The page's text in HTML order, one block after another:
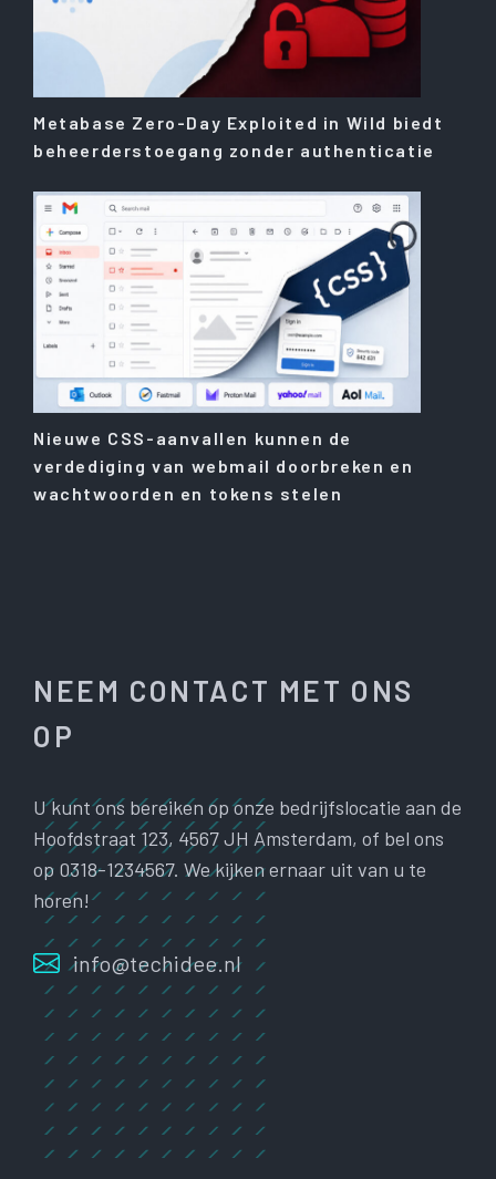
Metabase Zero-Day Exploited in Wild biedt
beheerderstoegang zonder authenticatie
Nieuwe CSS-aanvallen kunnen de
verdediging van webmail doorbreken en
wachtwoorden en tokens stelen
NEEM CONTACT MET ONS
OP
U kunt ons bereiken op onze bedrijfslocatie aan de
Hoofdstraat 123, 4567 JH Amsterdam, of bel ons
op 0318-1234567. We kijken ernaar uit van u te
horen!
info@techidee.nl